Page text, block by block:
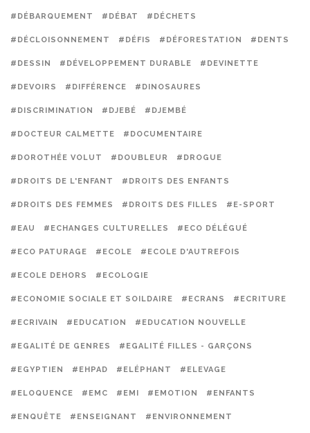
#DÉBARQUEMENT #DÉBAT #DÉCHETS
#DÉCLOISONNEMENT #DÉFIS #DÉFORESTATION #DENTS
#DESSIN #DÉVELOPPEMENT DURABLE #DEVINETTE
#DEVOIRS #DIFFÉRENCE #DINOSAURES
#DISCRIMINATION #DJEBÉ #DJEMBÉ
#DOCTEUR CALMETTE #DOCUMENTAIRE
#DOROTHÉE VOLUT #DOUBLEUR #DROGUE
#DROITS DE L'ENFANT #DROITS DES ENFANTS
#DROITS DES FEMMES #DROITS DES FILLES #E-SPORT
#EAU #ECHANGES CULTURELLES #ECO DÉLÉGUÉ
#ECO PATURAGE #ECOLE #ECOLE D'AUTREFOIS
#ECOLE DEHORS #ECOLOGIE
#ECONOMIE SOCIALE ET SOILDAIRE #ECRANS #ECRITURE
#ECRIVAIN #EDUCATION #EDUCATION NOUVELLE
#EGALITÉ DE GENRES #EGALITÉ FILLES - GARÇONS
#EGYPTIEN #EHPAD #ELÉPHANT #ELEVAGE
#ELOQUENCE #EMC #EMI #EMOTION #ENFANTS
#ENQUÊTE #ENSEIGNANT #ENVIRONNEMENT